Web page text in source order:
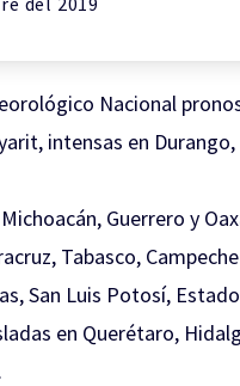
Nacional
intensas en
Guerrero y
Tabasco,
San Luis Potosí,
en Querétaro,